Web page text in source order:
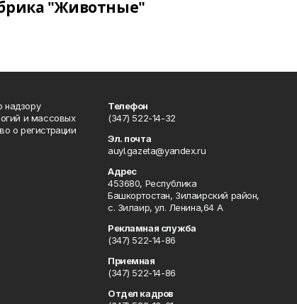
"Животные"
надзору
и массовых
о регистрации
Телефон
(347) 522-14-32
Эл. почта
auyl.gazeta@yandex.ru
Адрес
453680, Республика
Башкортостан, Зилаирский район,
с. Зилаир, ул. Ленина,64 А
Рекламная служба
(347) 522-14-86
Приемная
(347) 522-14-86
Отдел кадров